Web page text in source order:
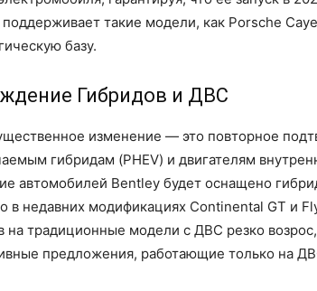
такие модели, как Porsche
базу.
Гибридов и ДВС
изменение — это повторное
гибридам (PHEV) и двигателям
автомобилей Bentley будет оснащено
в недавних модификациях Continental GT и
на традиционные модели с ДВС резко
предложения, работающие только на